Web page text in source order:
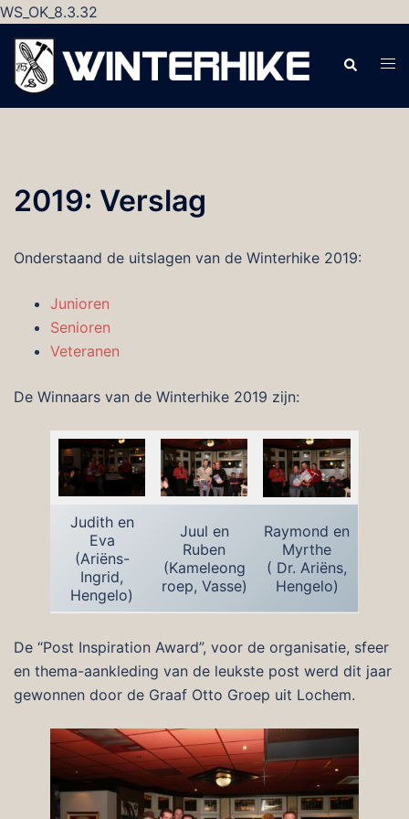
WS_OK_8.3.32
Ga
naar
de
inhoud
Zoeken
2019: Verslag
Onderstaand de uitslagen van de Winterhike 2019:
Junioren
Senioren
Veteranen
De Winnaars van de Winterhike 2019 zijn:
Judith en
Eva
(Ariëns-
Ingrid,
Hengelo)
Juul en
Ruben
(Kameleong
roep, Vasse)
Raymond en
Myrthe
( Dr. Ariëns,
Hengelo)
De “Post Inspiration Award”, voor de organisatie, sfeer
en thema-aankleding van de leukste post werd dit jaar
gewonnen door de Graaf Otto Groep uit Lochem.